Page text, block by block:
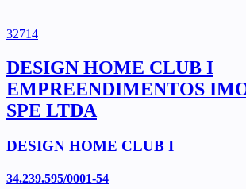
32714
DESIGN HOME CLUB I
EMPREENDIMENTOS
SPE LTDA
DESIGN HOME CLUB I
34.239.595/0001-54